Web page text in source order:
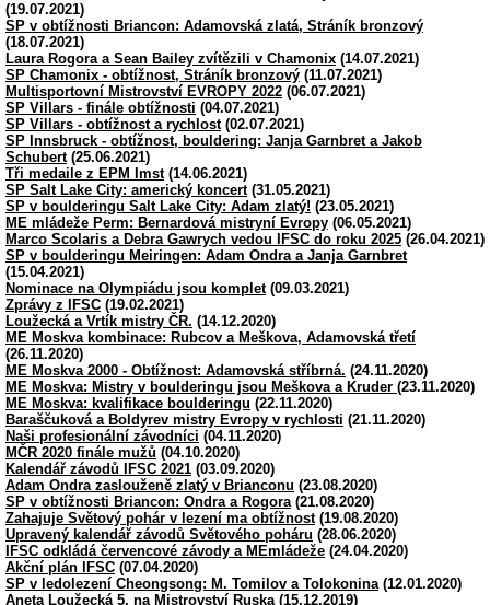
(19.07.2021)
SP v obtížnosti Briancon: Adamovská zlatá, Stráník bronzový
(18.07.2021)
Laura Rogora a Sean Bailey zvítězili v Chamonix (14.07.2021)
SP Chamonix - obtížnost, Stráník bronzový (11.07.2021)
Multisportovní Mistrovství EVROPY 2022 (06.07.2021)
SP Villars - finále obtížnosti (04.07.2021)
SP Villars - obtížnost a rychlost(02.07.2021)
SP Innsbruck - obtížnost, bouldering: Janja Garnbret a Jakob
Schubert(25.06.2021)
Tři medaile z EPM Imst(14.06.2021)
SP Salt Lake City: americký koncert(31.05.2021)
SP v boulderingu Salt Lake City: Adam zlatý! (23.05.2021)
ME mládeže Perm: Bernardová mistryní Evropy (06.05.2021)
Marco Scolaris a Debra Gawrych vedou IFSC do roku 2025 (26.04.2021)
SP v boulderingu Meiringen: Adam Ondra a Janja Garnbret
(15.04.2021)
Nominace na Olympiádu jsou komplet(09.03.2021)
Zprávy z IFSC (19.02.2021)
Loužecká a Vrtík mistry ČR. (14.12.2020)
ME Moskva kombinace: Rubcov a Meškova, Adamovská třetí
(26.11.2020)
ME Moskva 2000 - Obtížnost: Adamovská stříbrná. (24.11.2020)
ME Moskva: Mistry v boulderingu jsou Meškova a Kruder (23.11.2020)
ME Moskva: kvalifikace boulderingu (22.11.2020)
Baraščuková a Boldyrev mistry Evropy v rychlosti (21.11.2020)
Naši profesionální závodníci (04.11.2020)
MČR 2020 finále mužů (04.10.2020)
Kalendář závodů IFSC 2021 (03.09.2020)
Adam Ondra zaslouženě zlatý v Brianconu (23.08.2020)
SP v obtížnosti Briancon: Ondra a Rogora (21.08.2020)
Zahajuje Světový pohár v lezení ma obtížnost(19.08.2020)
Upravený kalendář závodů Světového poháru (28.06.2020)
IFSC odkládá červencové závody a MEmládeže (24.04.2020)
Akční plán IFSC (07.04.2020)
SP v ledolezení Cheongsong: M. Tomilov a Tolokonina (12.01.2020)
Aneta Loužecká 5. na Mistrovství Ruska (15.12.2019)